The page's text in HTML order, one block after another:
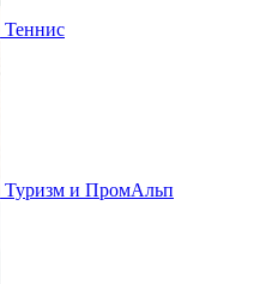
Теннис
Туризм и ПромАльп